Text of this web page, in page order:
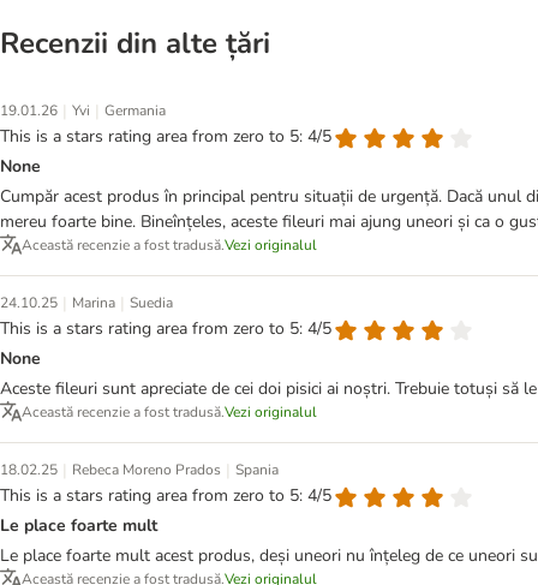
Recenzii din alte țări
19.01.26 | Yvi | Germania
This is a stars rating area from zero to 5: 4/5
None
Cumpăr acest produs în principal pentru situații de urgență. Dacă unul
mereu foarte bine. Bineînțeles, aceste fileuri mai ajung uneori și ca o
Această recenzie a fost tradusă.Vezi originalul
24.10.25 | Marina | Suedia
This is a stars rating area from zero to 5: 4/5
None
Aceste fileuri sunt apreciate de cei doi pisici ai noștri. Trebuie totuși să
Această recenzie a fost tradusă.Vezi originalul
18.02.25 | Rebeca Moreno Prados | Spania
This is a stars rating area from zero to 5: 4/5
Le place foarte mult
Le place foarte mult acest produs, deși uneori nu înțeleg de ce uneori
Această recenzie a fost tradusă.Vezi originalul